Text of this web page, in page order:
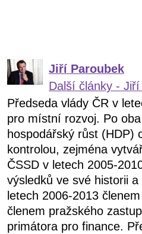
Jiří Paroubek
Další články -
Předseda vlády ČR v
pro místní rozvoj. Po
hospodářský růst (HDP)
kontrolou, zejména
ČSSD v letech 2005-
výsledků ve své historii
letech 2006-2013
členem pražského
primátora pro finance.